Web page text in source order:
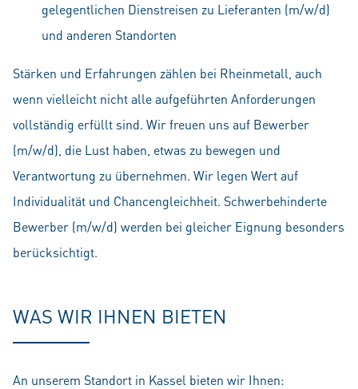
gelegentlichen Dienstreisen zu Lieferanten (m/w/d)
und anderen Standorten
Stärken und Erfahrungen zählen bei Rheinmetall, auch
wenn vielleicht nicht alle aufgeführten Anforderungen
vollständig erfüllt sind. Wir freuen uns auf Bewerber
(m/w/d), die Lust haben, etwas zu bewegen und
Verantwortung zu übernehmen. Wir legen Wert auf
Individualität und Chancengleichheit. Schwerbehinderte
Bewerber (m/w/d) werden bei gleicher Eignung besonders
berücksichtigt.
WAS WIR IHNEN BIETEN
An unserem Standort in Kassel bieten wir Ihnen: